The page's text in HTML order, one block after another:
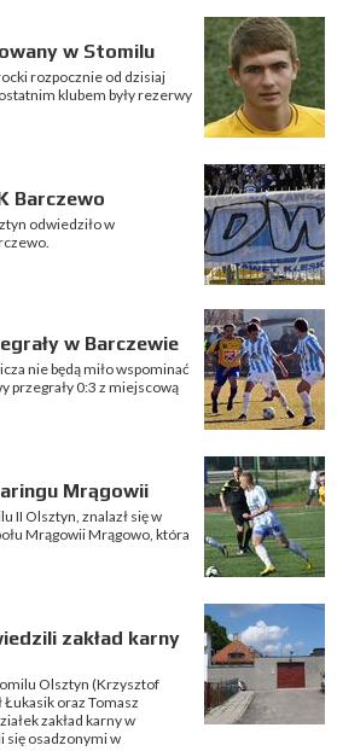
w Stomilu
rozpocznie od dzisiaj
klubem były rezerwy
Barczewo
odwiedziło w
w Barczewie
nie będą miło wspominać
przegrały 0:3 z miejscową
Mrągowii
II Olsztyn, znalazł się w
Mrągowii Mrągowo, która
zakład karny
Olsztyn (Krzysztof
Łukasik oraz Tomasz
zakład karny w
się osadzonymi w